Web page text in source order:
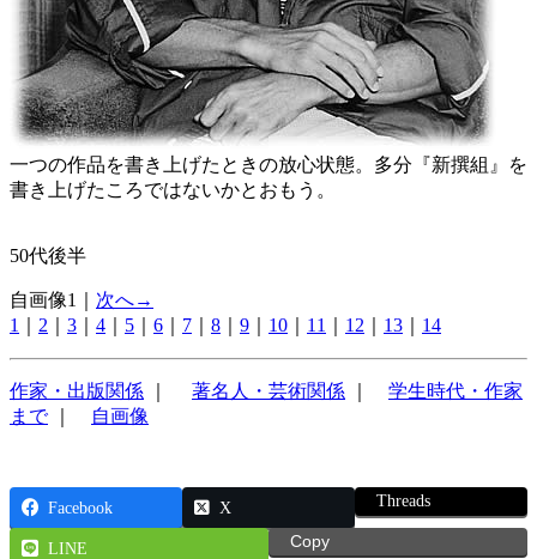
一つの作品を書き上げたときの放心状態。多分『新撰組』を
書き上げたころではないかとおもう。
50代後半
自画像1｜ 次へ→
1
2 3 4 5 6 7 8 9 10 11 12 13 14
作家・出版関係 著名人・芸術関係
学生時代・作家
まで｜ 自画像
Facebook X Threads
LINE Copy